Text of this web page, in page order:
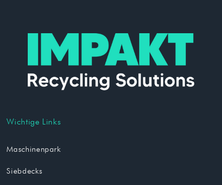
Wichtige Links
Maschinenpark
Siebdecks